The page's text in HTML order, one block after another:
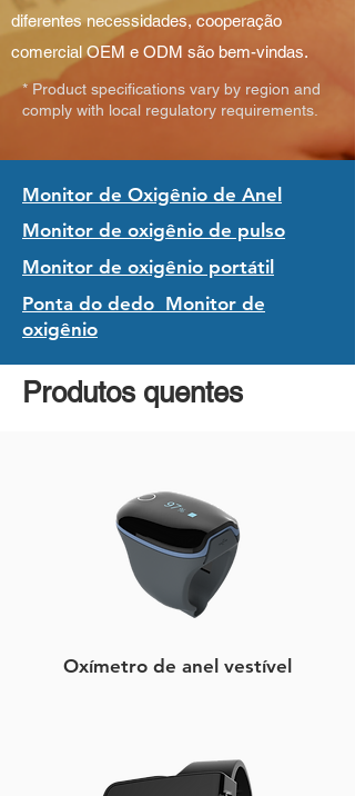
diferentes necessidades, cooperação
comercial OEM e ODM são bem-vindas.
* Product specifications vary by region and
comply with local regulatory requirements.
Monitor de Oxigênio de Anel
Monitor de oxigênio de pulso
Monitor de oxigênio portátil
Ponta do dedo Monitor de
oxigênio
Produtos quentes
​Oxímetro de anel vestível